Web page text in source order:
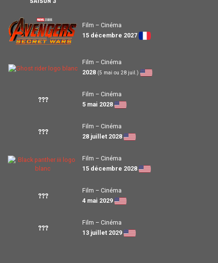
Film – Cinéma
15 décembre 2027
Film – Cinéma
2028 (5 mai ou 28 juil.)
???
Film – Cinéma
5 mai 2028
???
Film – Cinéma
28 juillet 2028
Film – Cinéma
15 décembre 2028
???
Film – Cinéma
4 mai 2029
???
Film – Cinéma
13 juillet 2029